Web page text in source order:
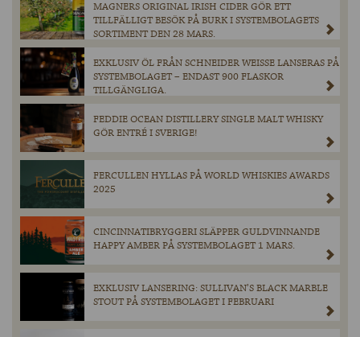
MAGNERS ORIGINAL IRISH CIDER GÖR ETT
TILLFÄLLIGT BESÖK PÅ BURK I SYSTEMBOLAGETS
SORTIMENT DEN 28 MARS.
EXKLUSIV ÖL FRÅN SCHNEIDER WEISSE LANSERAS PÅ
SYSTEMBOLAGET – ENDAST 900 FLASKOR
TILLGÄNGLIGA.
FEDDIE OCEAN DISTILLERY SINGLE MALT WHISKY
GÖR ENTRÉ I SVERIGE!
FERCULLEN HYLLAS PÅ WORLD WHISKIES AWARDS
2025
CINCINNATIBRYGGERI SLÄPPER GULDVINNANDE
HAPPY AMBER PÅ SYSTEMBOLAGET 1 MARS.
EXKLUSIV LANSERING: SULLIVAN’S BLACK MARBLE
STOUT PÅ SYSTEMBOLAGET I FEBRUARI